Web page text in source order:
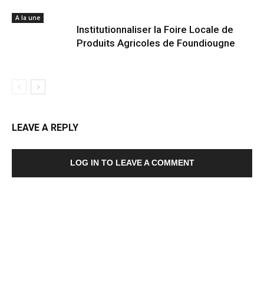
A la une
Institutionnaliser la Foire Locale de
Produits Agricoles de Foundiougne
LEAVE A REPLY
LOG IN TO LEAVE A COMMENT